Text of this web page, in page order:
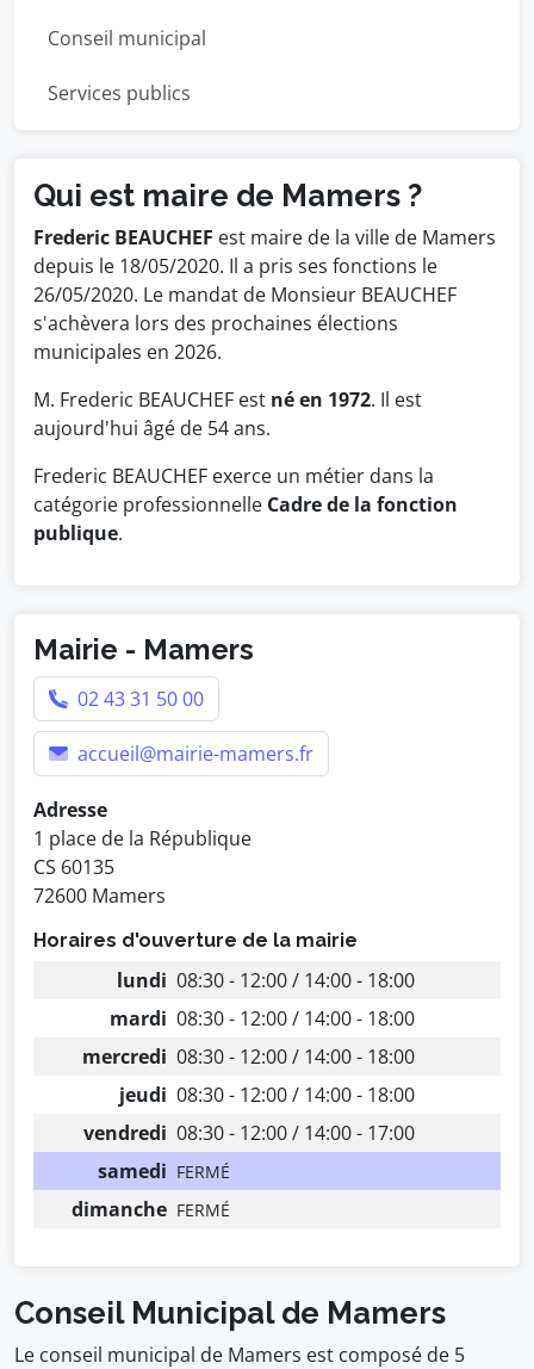
Conseil municipal
Services publics
Qui est maire de Mamers ?
Frederic BEAUCHEF est maire de la ville de Mamers
depuis le 18/05/2020. Il a pris ses fonctions le
26/05/2020. Le mandat de Monsieur BEAUCHEF
s'achèvera lors des prochaines élections
municipales en 2026.
M. Frederic BEAUCHEF est né en 1972. Il est
aujourd'hui âgé de 54 ans.
Frederic BEAUCHEF exerce un métier dans la
catégorie professionnelle Cadre de la fonction
publique.
Mairie - Mamers
02 43 31 50 00
accueil@mairie-mamers.fr
Adresse
1 place de la République
CS 60135
72600 Mamers
Horaires d'ouverture de la mairie
lundi 08:30 - 12:00 / 14:00 - 18:00
mardi 08:30 - 12:00 / 14:00 - 18:00
mercredi 08:30 - 12:00 / 14:00 - 18:00
jeudi 08:30 - 12:00 / 14:00 - 18:00
vendredi 08:30 - 12:00 / 14:00 - 17:00
samedi FERMÉ
dimanche FERMÉ
Conseil Municipal de Mamers
Le conseil municipal de Mamers est composé de 5